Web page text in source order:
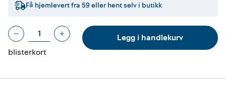
Få hjemlevert fra 59eller hent selv i butikk
blisterkort
Legg i handlekurv